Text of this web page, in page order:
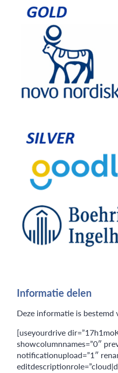
Informatie delen
Deze informatie is bestemd
[useyourdrive
showcolumnnames=”0″
notificationupload=”1″